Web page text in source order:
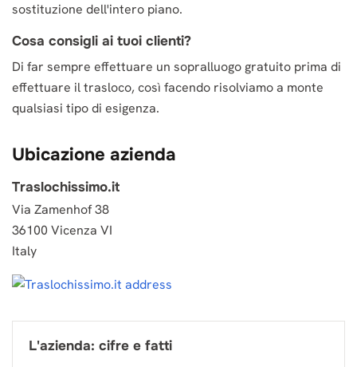
sostituzione dell'intero piano.
Cosa consigli ai tuoi clienti?
Di far sempre effettuare un sopralluogo gratuito prima di
effettuare il trasloco, così facendo risolviamo a monte
qualsiasi tipo di esigenza.
Ubicazione azienda
Traslochissimo.it
Via Zamenhof 38
36100 Vicenza VI
Italy
L'azienda: cifre e fatti